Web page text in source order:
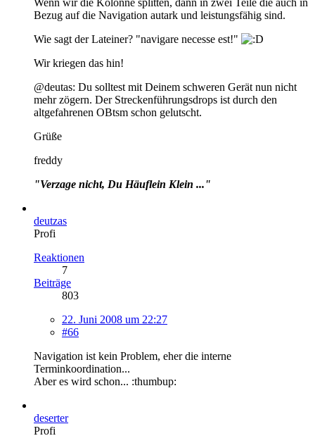
Bezug auf die Navigation autark und leistungsfähig sind.
Wie sagt der Lateiner? "navigare necesse est!"
Wir kriegen das hin!
@deutas: Du solltest mit Deinem schweren Gerät nun nicht
mehr zögern. Der Streckenführungsdrops ist durch den
altgefahrenen OBtsm schon gelutscht.
Grüße
freddy
"Verzage nicht, Du Häuflein Klein ..."
deutzas
Profi
Reaktionen
7
Beiträge
803
22. Juni 2008 um 22:27
#66
Navigation ist kein Problem, eher die interne
Terminkoordination...
Aber es wird schon... :thumbup:
deserter
Profi